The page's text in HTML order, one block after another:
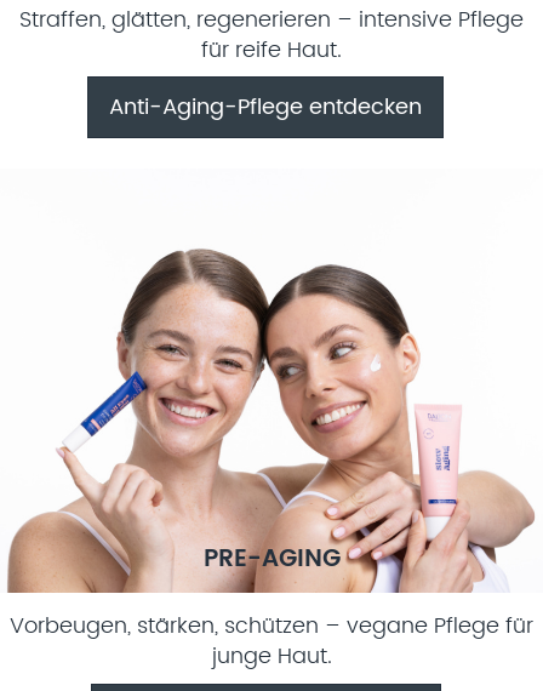
Straffen, glätten, regenerieren – intensive Pflege
für reife Haut.
Anti-Aging-Pflege entdecken
PRE-AGING
Vorbeugen, stärken, schützen – vegane Pflege für
junge Haut.